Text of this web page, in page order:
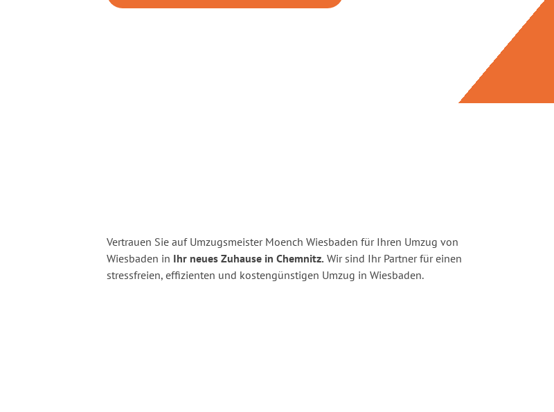
Vertrauen Sie auf Umzugsmeister Moench Wiesbaden für Ihren Umzug von
Wiesbaden in Ihr neues Zuhause in Chemnitz. Wir sind Ihr Partner für einen
stressfreien, effizienten und kostengünstigen Umzug in Wiesbaden.